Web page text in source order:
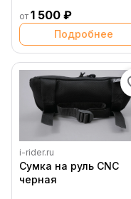
от 1 500 ₽
Подробнее
i-rider.ru
Сумка на руль CNC
черная